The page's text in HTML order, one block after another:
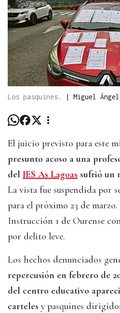
Los pasquines. | Miguel Ángel
El juicio previsto para este
presunto acoso a una
del IES As Lagoas sufrió un
La vista fue suspendida por
para el próximo 23 de
Instrucción 1 de Ourense
por delito leve.
Los hechos denunciados
repercusión en febrero de
del centro educativo
carteles y pasquines